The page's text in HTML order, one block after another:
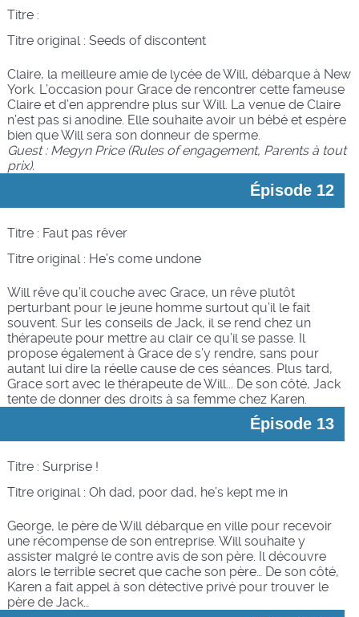
Titre :
Titre original : Seeds of discontent
Claire, la meilleure amie de lycée de Will, débarque à New
York. L’occasion pour Grace de rencontrer cette fameuse
Claire et d’en apprendre plus sur Will. La venue de Claire
n’est pas si anodine. Elle souhaite avoir un bébé et espère
bien que Will sera son donneur de sperme.
Guest : Megyn Price (Rules of engagement, Parents à tout
prix).
Épisode 12
Titre : Faut pas rêver
Titre original : He’s come undone
Will rêve qu’il couche avec Grace, un rêve plutôt
perturbant pour le jeune homme surtout qu’il le fait
souvent. Sur les conseils de Jack, il se rend chez un
thérapeute pour mettre au clair ce qu’il se passe. Il
propose également à Grace de s’y rendre, sans pour
autant lui dire la réelle cause de ces séances. Plus tard,
Grace sort avec le thérapeute de Will... De son côté, Jack
tente de donner des droits à sa femme chez Karen.
Épisode 13
Titre : Surprise !
Titre original : Oh dad, poor dad, he’s kept me in
George, le père de Will débarque en ville pour recevoir
une récompense de son entreprise. Will souhaite y
assister malgré le contre avis de son père. Il découvre
alors le terrible secret que cache son père… De son côté,
Karen a fait appel à son détective privé pour trouver le
père de Jack…